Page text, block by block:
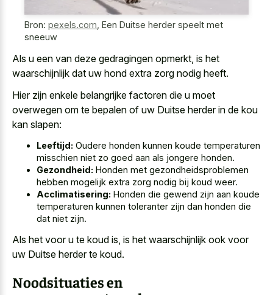
Bron: pexels.com Een Duitse herder speelt met
sneeuw
Als u een van deze gedragingen opmerkt, is het
waarschijnlijk dat uw hond extra zorg nodig heeft.
Hier zijn enkele belangrijke factoren die u moet
overwegen om te bepalen of uw Duitse herder in de kou
kan slapen:
Leeftijd: Oudere honden kunnen koude temperaturen
misschien niet zo goed aan als jongere honden.
Gezondheid: Honden met gezondheidsproblemen
hebben mogelijk extra zorg nodig bij koud weer.
Acclimatisering: Honden die gewend zijn aan koude
temperaturen kunnen toleranter zijn dan honden die
dat niet zijn.
Als het voor u te koud is, is het waarschijnlijk ook voor
uw Duitse herder te koud.
Noodsituaties en